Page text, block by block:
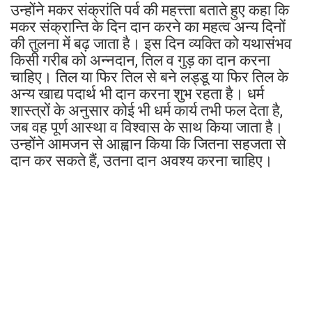
उन्होंने मकर संक्रांति पर्व की महत्त्ता बताते हुए कहा कि
मकर संक्रान्ति के दिन दान करने का महत्व अन्य दिनों
की तुलना में बढ़ जाता है। इस दिन व्यक्ति को यथासंभव
किसी गरीब को अन्नदान, तिल व गुड़ का दान करना
चाहिए। तिल या फिर तिल से बने लड्डू या फिर तिल के
अन्य खाद्य पदार्थ भी दान करना शुभ रहता है। धर्म
शास्त्रों के अनुसार कोई भी धर्म कार्य तभी फल देता है,
जब वह पूर्ण आस्था व विश्वास के साथ किया जाता है।
उन्होंने आमजन से आह्वान किया कि जितना सहजता से
दान कर सकते हैं, उतना दान अवश्य करना चाहिए।